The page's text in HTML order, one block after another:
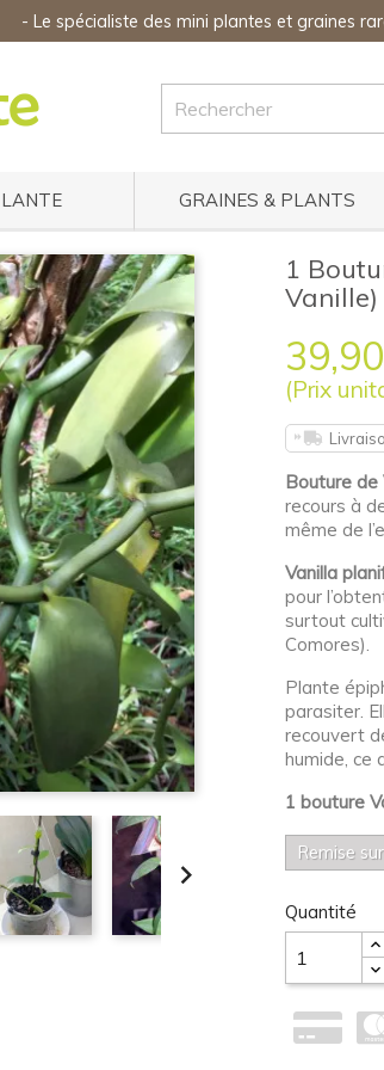
- Le spécialiste des mini plantes et graines
GRAINES & PLANTS

1
Vanille)
(Prix
Bouture de
recours à
même de
Vanilla
pour
surtout
Comores).
Plante
parasiter.
recouvert
humide, ce
1 bouture
Remise
Quantité